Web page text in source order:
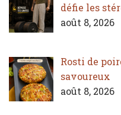
défie les
août 8, 2026
Rosti de
savoureux
août 8, 2026